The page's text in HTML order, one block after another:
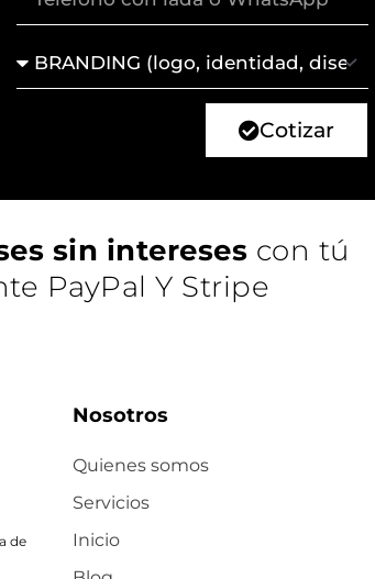
de
Cotizar
sin intereses con tú
PayPal Y Stripe
de
Nosotros
Quienes somos
Servicios
Inicio